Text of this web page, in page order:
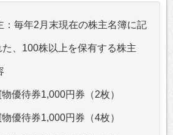
：毎年2月末現在の株主名簿に記
、100株以上を保有する株主
優待券1,000円券（2枚）
優待券1,000円券（4枚）